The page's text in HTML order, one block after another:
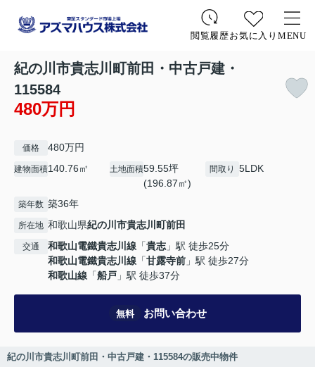
閲覧履歴お気に入り MENU
紀の川市貴志川町前田・中古戸建・
115584
480万円
価格 480万円
建物面積140.76㎡ 土地面積59.55坪
(196.87㎡)
間取り 5LDK
築年数 築36年
所在地 和歌山県紀の川市貴志川町前田
交通 和歌山電鐵貴志川線 「貴志 」駅 徒歩25分
和歌山電鐵貴志川線 「甘露寺前 」駅 徒歩27分
和歌山線 「船戸 」駅 徒歩37分
無料 お問い合わせ
紀の川市貴志川町前田・中古戸建・115584の販売中物件